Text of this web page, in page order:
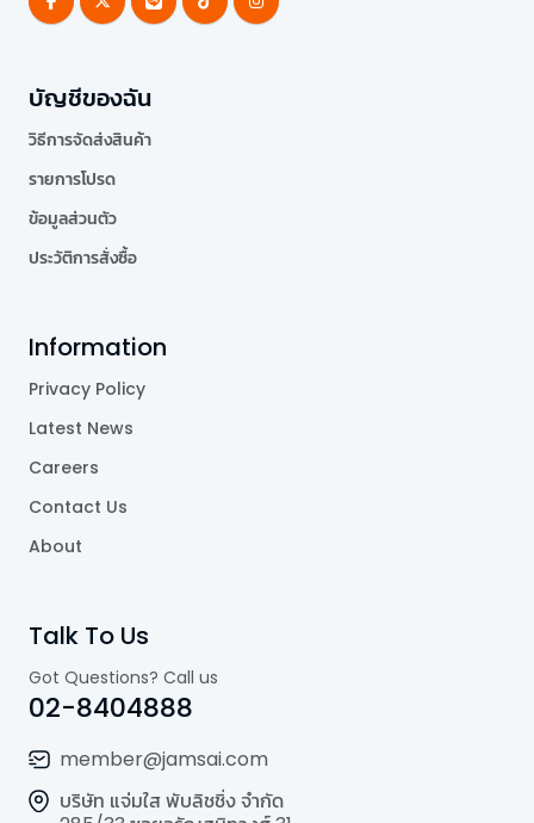
บัญชีของฉัน
วิธีการจัดส่งสินค้า
รายการโปรด
ข้อมูลส่วนตัว
ประวัติการสั่งซื้อ
Information
Privacy Policy
Latest News
Careers
Contact Us
About
Talk To Us
Got Questions? Call us
02-8404888
member@jamsai.com
บริษัท แจ่มใส พับลิชชิ่ง จำกัด